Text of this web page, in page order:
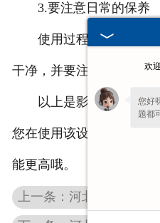
3.要注意日常的保养
使用过程中要注意保护
干净，并要注意润滑，以
以上是影响中心孔磨床
您在使用该设备的时候也
能更高哦。
上一条：河北中心孔研
欢
您好
题都